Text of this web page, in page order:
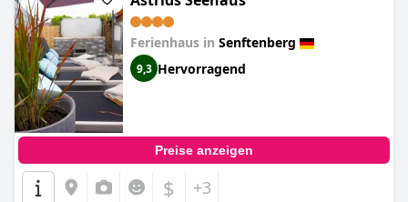
Ferienhaus in Senftenberg
9,3 Hervorragend
Preise anzeigen
$ +3